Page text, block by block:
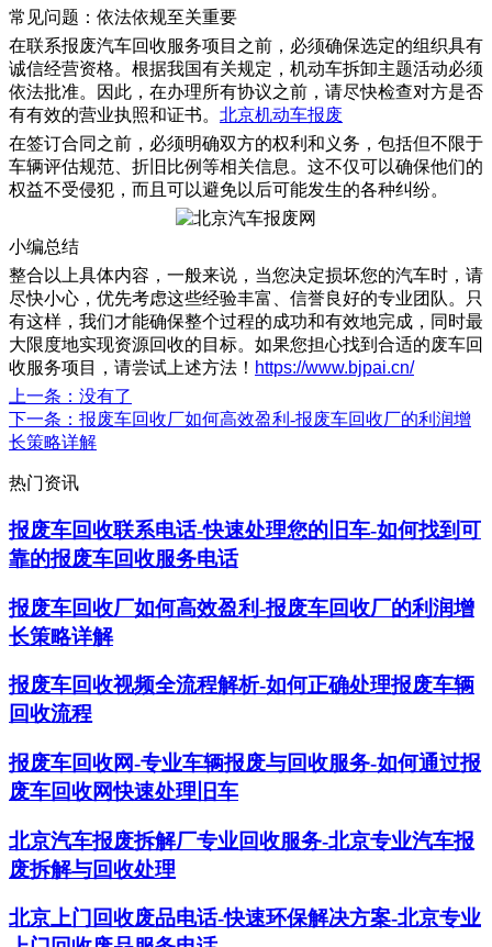
常见问题：依法依规至关重要
在联系报废汽车回收服务项目之前，必须确保选定的组织具有
诚信经营资格。根据我国有关规定，机动车拆卸主题活动必须
依法批准。因此，在办理所有协议之前，请尽快检查对方是否
有有效的营业执照和证书。 北京机动车报废
在签订合同之前，必须明确双方的权利和义务，包括但不限于
车辆评估规范、折旧比例等相关信息。这不仅可以确保他们的
权益不受侵犯，而且可以避免以后可能发生的各种纠纷。
小编总结
整合以上具体内容，一般来说，当您决定损坏您的汽车时，请
尽快小心，优先考虑这些经验丰富、信誉良好的专业团队。只
有这样，我们才能确保整个过程的成功和有效地完成，同时最
大限度地实现资源回收的目标。如果您担心找到合适的废车回
收服务项目，请尝试上述方法！ https://www.bjpai.cn/
上一条 ：没有了
下一条 ：报废车回收厂如何高效盈利-报废车回收厂的利润增
长策略详解
热门资讯
报废车回收联系电话-快速处理您的旧车-如何找到可
靠的报废车回收服务电话
报废车回收厂如何高效盈利-报废车回收厂的利润增
长策略详解
报废车回收视频全流程解析-如何正确处理报废车辆
回收流程
报废车回收网-专业车辆报废与回收服务-如何通过报
废车回收网快速处理旧车
北京汽车报废拆解厂专业回收服务-北京专业汽车报
废拆解与回收处理
北京上门回收废品电话-快速环保解决方案-北京专业